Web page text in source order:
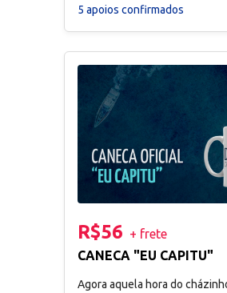
detalhes da entrega!
5 apoios confirmados
R$56 + frete
CANECA "EU CAPITU"
Agora aquela hora do